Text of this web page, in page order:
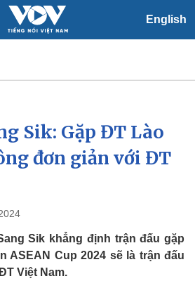
English
Xã hội
Tin 24h
Dự báo thời tiết
Sik: Gặp ĐT Lào
đơn giản với ĐT
Sik khẳng định trận đấu gặp
ASEAN Cup 2024 sẽ là trận đấu
Việt Nam.